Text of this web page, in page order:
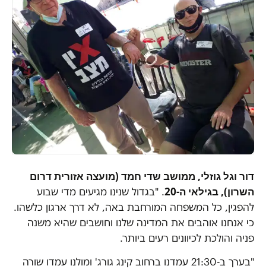
דור וגל גוזלי, ממושב שדי חמד (מועצה אזורית דרום
השרון), בגילאי ה-20
. "בגדול שנינו מגיעים מדי שבוע
להפגין, כל המשפחה המורחבת באה, לא דרך ארגון כלשהו.
כי אנחנו אוהבים את המדינה שלנו וחושבים שהיא משנה
פניה והולכת לכיוונים רעים ביותר.
"בערך ב-21:30 עמדנו ברחוב קינג גורג' ומולנו עמדו שורה